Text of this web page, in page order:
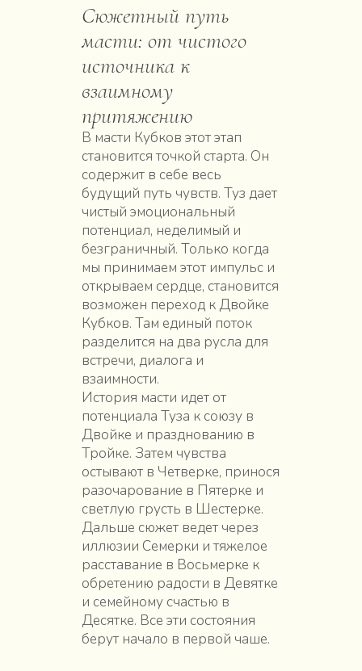
Сюжетный путь
масти: от чистого
источника к
взаимному
притяжению
В масти Кубков этот этап
становится точкой старта. Он
содержит в себе весь
будущий путь чувств. Туз дает
чистый эмоциональный
потенциал, неделимый и
безграничный. Только когда
мы принимаем этот импульс и
открываем сердце, становится
возможен переход к Двойке
Кубков. Там единый поток
разделится на два русла для
встречи, диалога и
взаимности.
История масти идет от
потенциала Туза к союзу в
Двойке и празднованию в
Тройке. Затем чувства
остывают в Четверке, принося
разочарование в Пятерке и
светлую грусть в Шестерке.
Дальше сюжет ведет через
иллюзии Семерки и тяжелое
расставание в Восьмерке к
обретению радости в Девятке
и семейному счастью в
Десятке. Все эти состояния
берут начало в первой чаше.